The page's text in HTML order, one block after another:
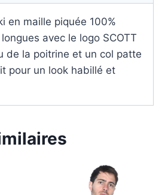
en maille piquée 100%
avec le logo SCOTT
de la poitrine et un col patte
pour un look habillé et